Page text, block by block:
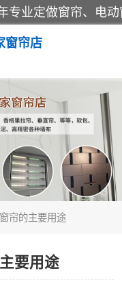
窗帘店
帘的主要用途
要用途